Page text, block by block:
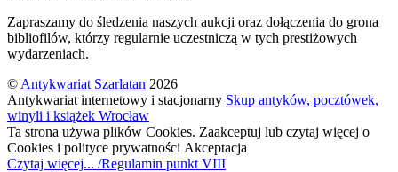
Zapraszamy do śledzenia naszych aukcji oraz dołączenia do grona
bibliofilów, którzy regularnie uczestniczą w tych prestiżowych
wydarzeniach.
© Antykwariat Szarlatan 2026
Antykwariat internetowy i stacjonarny Skup antyków, pocztówek,
winyli i książek Wrocław
Ta strona używa plików Cookies. Zaakceptuj lub czytaj więcej o
Cookies i polityce prywatności Akceptacja
Czytaj więcej... /Regulamin punkt VIII